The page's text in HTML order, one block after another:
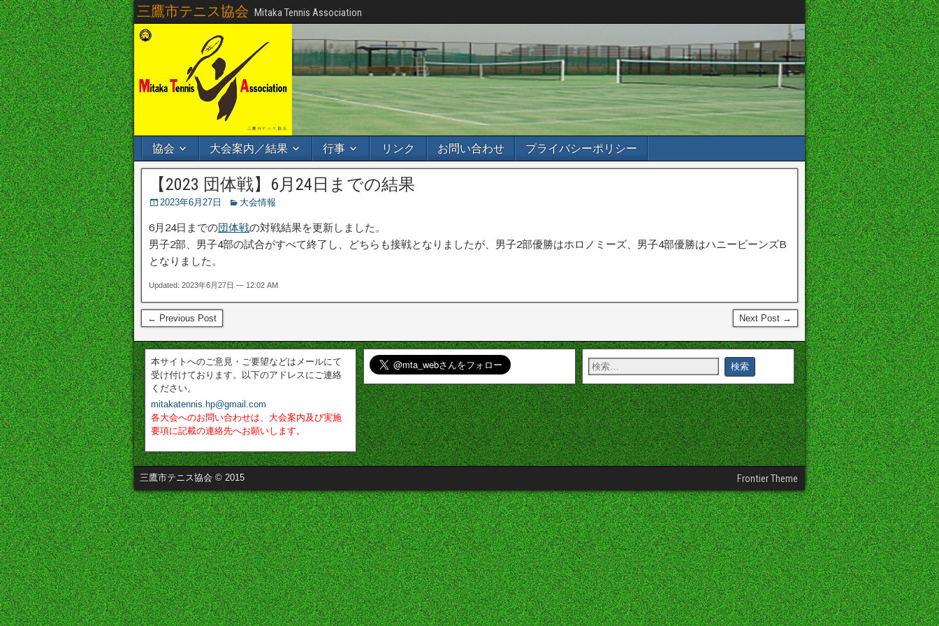
三鷹市テニス協会 Mitaka Tennis Association
協会 大会案内／結果 行事 リンク お問い合わせ プライバシーポリシー
【2023 団体戦】6月24日までの結果
2023年6月27日 大会情報
6月24日までの団体戦の対戦結果を更新しました。
男子2部、男子4部の試合がすべて終了し、どちらも接戦となりましたが、男子2部優勝はホロノミーズ、男子4部優勝はハニービーンズB
となりました。
Updated: 2023年6月27日 — 12:02 AM
← Previous Post Next Post →
本サイトへのご意見・ご要望などはメールにて
受け付けております。以下のアドレスにご連絡
ください。
mitakatennis.hp@gmail.com
各大会へのお問い合わせは、大会案内及び実施
要項に記載の連絡先へお願いします。
三鷹市テニス協会 © 2015 Frontier Theme